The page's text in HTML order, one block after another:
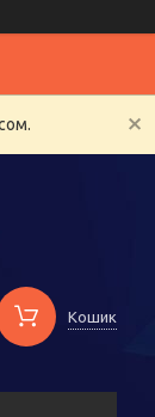
Кошик